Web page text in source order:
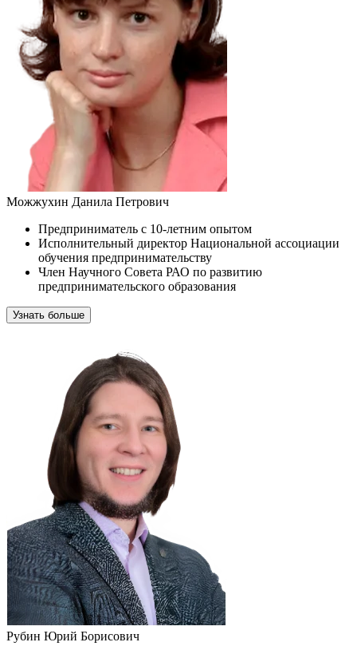
Можжухин Данила Петрович
Предприниматель с 10-летним опытом
Исполнительный директор Национальной ассоциации
обучения предпринимательству
Член Научного Совета РАО по развитию
предпринимательского образования
Узнать больше
Рубин Юрий Борисович